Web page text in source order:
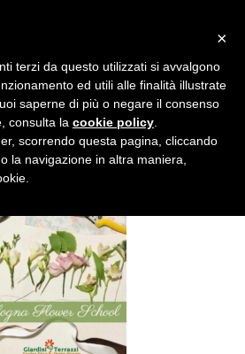
Club di Bologna
previsto nella pagina dedicata.
abilitare/disabilitare il tracciamento di
Privacy e cookie policy
×
terzi da questo utilizzati si avvalgono
ed utili alle finalità illustrate
saperne di più o negare il consenso
consulta la cookie policy
scorrendo questa pagina, cliccando
la navigazione in altra maniera,